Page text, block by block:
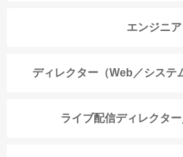
エンジニア
ディレクター（Web／システ
ライブ配信ディレクタ